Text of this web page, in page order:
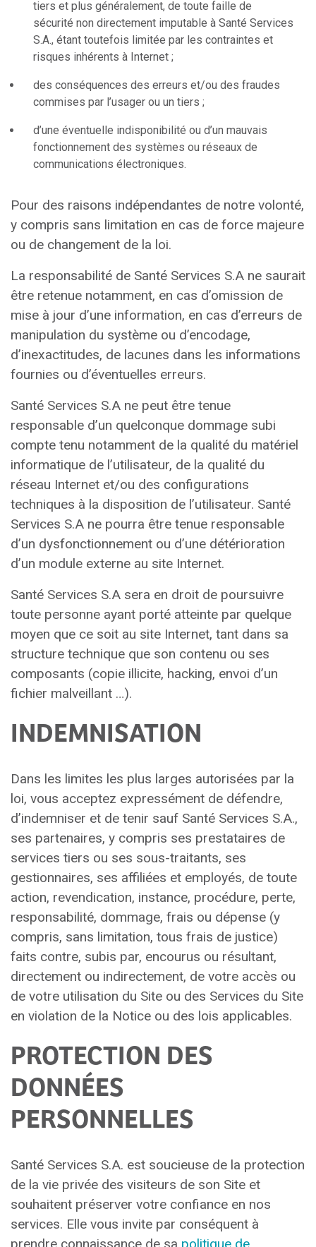
tiers et plus généralement, de toute faille de
sécurité non directement imputable à Santé Services
S.A., étant toutefois limitée par les contraintes et
risques inhérents à Internet ;
des conséquences des erreurs et/ou des fraudes
commises par l’usager ou un tiers ;
d’une éventuelle indisponibilité ou d’un mauvais
fonctionnement des systèmes ou réseaux de
communications électroniques.
Pour des raisons indépendantes de notre volonté,
y compris sans limitation en cas de force majeure
ou de changement de la loi.
La responsabilité de Santé Services S.A ne saurait
être retenue notamment, en cas d’omission de
mise à jour d’une information, en cas d’erreurs de
manipulation du système ou d’encodage,
d’inexactitudes, de lacunes dans les informations
fournies ou d’éventuelles erreurs.
Santé Services S.A ne peut être tenue
responsable d’un quelconque dommage subi
compte tenu notamment de la qualité du matériel
informatique de l’utilisateur, de la qualité du
réseau Internet et/ou des configurations
techniques à la disposition de l’utilisateur. Santé
Services S.A ne pourra être tenue responsable
d’un dysfonctionnement ou d’une détérioration
d’un module externe au site Internet.
Santé Services S.A sera en droit de poursuivre
toute personne ayant porté atteinte par quelque
moyen que ce soit au site Internet, tant dans sa
structure technique que son contenu ou ses
composants (copie illicite, hacking, envoi d’un
fichier malveillant …).
INDEMNISATION
Dans les limites les plus larges autorisées par la
loi, vous acceptez expressément de défendre,
d’indemniser et de tenir sauf Santé Services S.A.,
ses partenaires, y compris ses prestataires de
services tiers ou ses sous-traitants, ses
gestionnaires, ses affiliées et employés, de toute
action, revendication, instance, procédure, perte,
responsabilité, dommage, frais ou dépense (y
compris, sans limitation, tous frais de justice)
faits contre, subis par, encourus ou résultant,
directement ou indirectement, de votre accès ou
de votre utilisation du Site ou des Services du Site
en violation de la Notice ou des lois applicables.
PROTECTION DES
DONNÉES
PERSONNELLES
Santé Services S.A. est soucieuse de la protection
de la vie privée des visiteurs de son Site et
souhaitent préserver votre confiance en nos
services. Elle vous invite par conséquent à